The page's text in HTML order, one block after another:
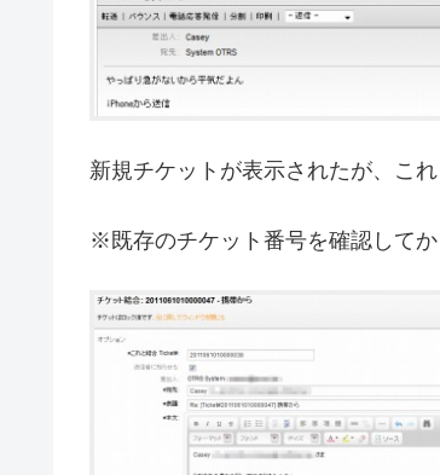
新規チケットが表示されたが、こ
※既存のチケット番号を確認して